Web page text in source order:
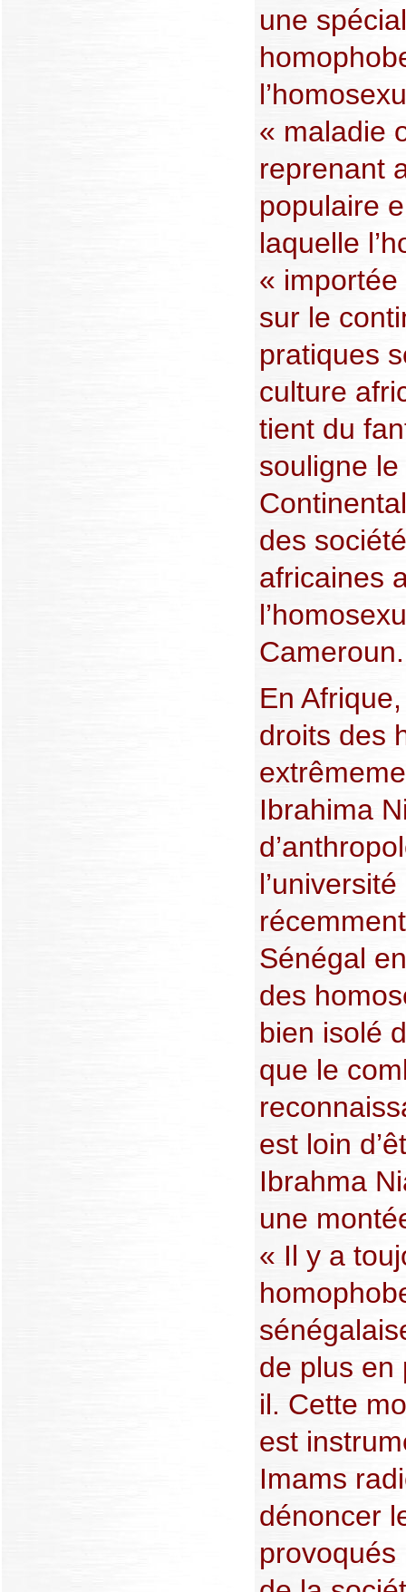
une
« maladie
reprenant
populaire
laquelle
«
sur le
pratiques
culture
tient du
souligne
des
africaines
Cameroun.
En
droits des
Ibrahima
Sénégal
des
bien isolé
que le
est loin
Ibrahma
une
« Il y a
de plus en
il. Cette
est
Imams
dénoncer
provoqués